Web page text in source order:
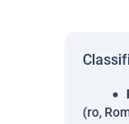
(ro,